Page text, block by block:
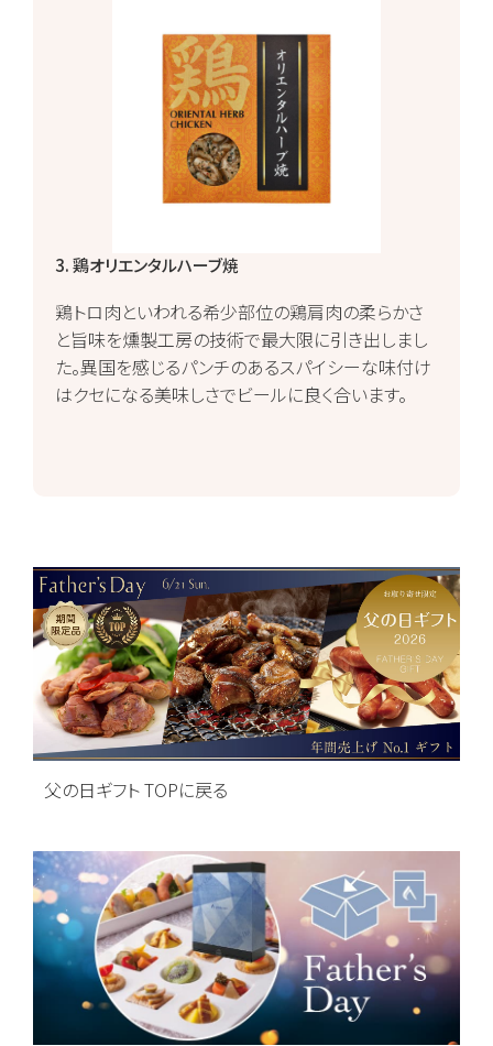
3. 鶏オリエンタルハーブ焼
鶏トロ肉といわれる希少部位の鶏肩肉の柔らかさ
と旨味を燻製工房の技術で最大限に引き出しまし
た。異国を感じるパンチのあるスパイシーな味付け
はクセになる美味しさでビールに良く合います。
父の日ギフト TOPに戻る